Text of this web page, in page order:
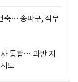
축… 송파구, 직무
통합… 과반 지
도